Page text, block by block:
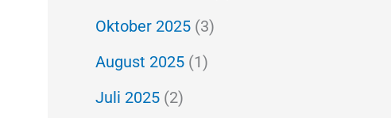
Oktober 2025 (3)
August 2025 (1)
Juli 2025 (2)